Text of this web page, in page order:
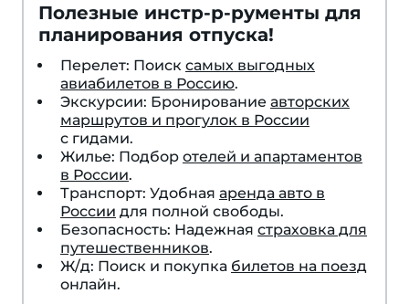
Полезные инстр-р-рументы для
планирования отпуска!
Перелет: Поиск самых выгодных
авиабилетов в Россию.
Экскурсии: Бронирование авторских
маршрутов и прогулок в России
с гидами.
Жилье: Подбор отелей и апартаментов
в России.
Транспорт: Удобная аренда авто в
России для полной свободы.
Безопасность: Надежная страховка для
путешественников.
Ж/д: Поиск и покупка билетов на поезд
онлайн.